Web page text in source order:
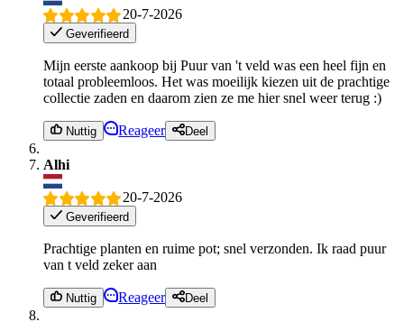
20-7-2026
Geverifieerd
Mijn eerste aankoop bij Puur van 't veld was een heel fijn en
totaal probleemloos. Het was moeilijk kiezen uit de prachtige
collectie zaden en daarom zien ze me hier snel weer terug :)
Nuttig Reageer Deel
Alhi
20-7-2026
Geverifieerd
Prachtige planten en ruime pot; snel verzonden. Ik raad puur
van t veld zeker aan
Nuttig Reageer Deel